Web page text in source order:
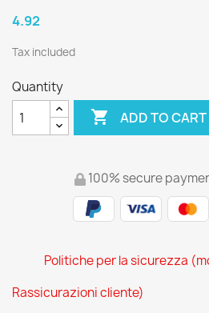
4.92
Tax included
Quantity
 ADD TO CART
100% secure
Politiche per la sicurezza
Rassicurazioni cliente)